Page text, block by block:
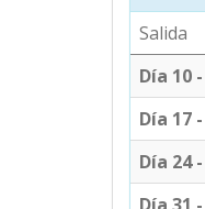
Salida
Día 10
Día 17
Día 24